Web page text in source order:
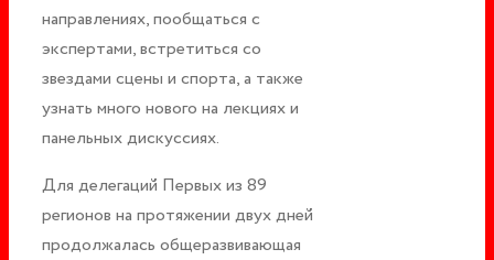
направлениях, пообщаться с
экспертами, встретиться со
звездами сцены и спорта, а также
узнать много нового на лекциях и
панельных дискуссиях.
Для делегаций Первых из 89
регионов на протяжении двух дней
продолжалась общеразвивающая